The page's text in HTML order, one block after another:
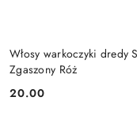
Włosy warkoczyki dredy
Zgaszony Róż
Cena:
20.00